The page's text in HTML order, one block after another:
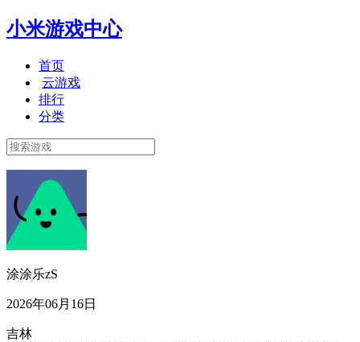
小米游戏中心
首页
云游戏
排行
分类
涂涂乐zS
2026年06月16日
吉林